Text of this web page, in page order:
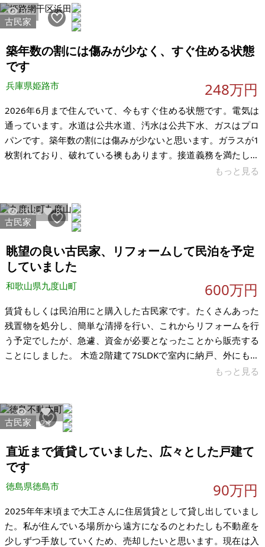
をしますので、どうぞよろしくお願いいたします。 本体価格0
円、取得コストを抑えたい方にぴったりです。購入後のリフォ
ームやDIYは自由、自分好みの空間に作り変えられます。家の中
の家具や荷物もそのままお
36
古民家
築年数の割には傷みが少なく、すぐ住める状態
です
兵庫県姫路市 248万円
2026年6月まで住んでいて、今もすぐ住める状態です。電気は
通っています。水道は公共水道、汚水は公共下水、ガスはプロ
パンです。築年数の割には傷みが少ないと思います。ガラスが1
枚割れており、破れている襖もあります。接道義務を満たして
いないため、原則再建築不可です。家まで自動車は入れません
責、現状有姿、公簿売買、古家付き土地でのお取引を希望しま
す。 【物件概要】※古屋付土地 場所：兵庫県姫路市網干区浜田
土地：96.85㎡（登記簿） 建物：1F 61.97㎡、2F 50.
もっと見る
1022
8
古民家
眺望の良い古民家、リフォームして民泊を予定
していました
和歌山県九度山町 600万円
賃貸もしくは民泊用にと購入した古民家です。たくさんあった
残置物を処分し、簡単な清掃を行い、これからリフォームを行
う予定でしたが、急遽、資金が必要となったことから販売する
ことにしました。 木造2階建て7SLDKで室内に納戸、外にも倉
庫付きで、各間取りとも6畳以上あり、とにかく広くて落ち着い
族、シェアハウス、会社寮、民泊など用途が色々と考えられま
す。また、外に2階建の倉庫がありますので、普段使わない季節
物の道具など、たっぷり収納出来ます。さらに最寄り駅までは
徒歩8分と便利です。デメリッ
もっと見る
2149 24
古民家
直近まで賃貸していました、広々とした戸建て
です
徳島県徳島市 90万円
2025年年末頃まで大工さんに住居賃貸として貸し出していまし
た。私が住んでいる場所から遠方になるのとわたしも不動産を
少しずつ手放していくため、売却したいと思います。現在は入